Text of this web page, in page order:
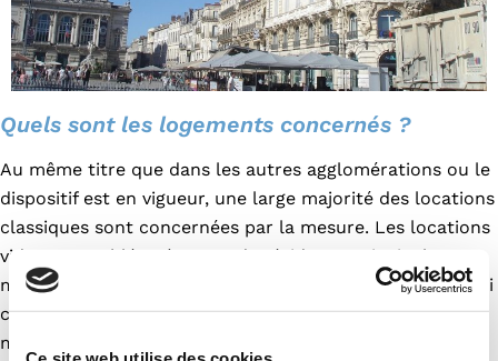
Quels sont les logements concernés ?
Au même titre que dans les autres agglomérations ou le
dispositif est en vigueur, une large majorité des locations
classiques sont concernées par la mesure. Les locations
vides et meublées, à usage de résidence principale ou
mixte (professionnel), ainsi que le bail mobilité sont ainsi
concernés par le futur encadrement des loyers
montpelliérain.